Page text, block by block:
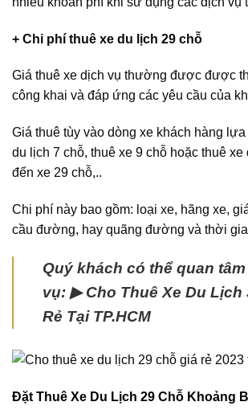
+ Chi phí thuê xe du lịch 29 chỗ
Giá thuê xe dịch vụ thường được được
công khai và đáp ứng các yêu cầu của
Giá thuê tùy vào dòng xe khách hàng
du lịch 7 chỗ, thuê xe 9 chỗ hoặc thuê xe
đến xe 29 chỗ,..
Chi phí này bao gồm: loại xe, hãng xe,
cầu đường, hay quãng đường và thời
Quý khách có thể quan
vụ: ▶ Cho Thuê Xe Du Lịch
Rẻ Tại TP.HCM
Đặt Thuê Xe Du Lịch 29 Chỗ Khoảng